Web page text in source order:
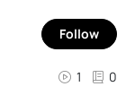
Follow
1 0